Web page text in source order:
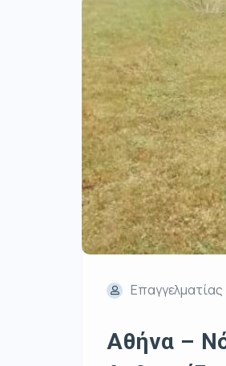
Επαγγελματίας
Αθήνα –